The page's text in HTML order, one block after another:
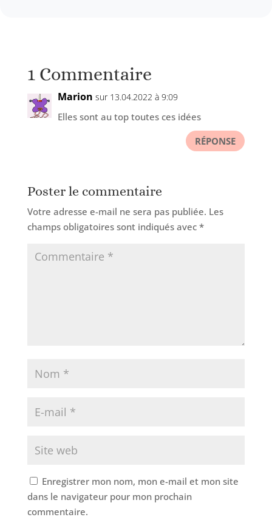
1 Commentaire
Marion sur 13.04.2022 à 9:09
Elles sont au top toutes ces idées
RÉPONSE
Poster le commentaire
Votre adresse e-mail ne sera pas publiée. Les
champs obligatoires sont indiqués avec *
Enregistrer mon nom, mon e-mail et mon site
dans le navigateur pour mon prochain
commentaire.